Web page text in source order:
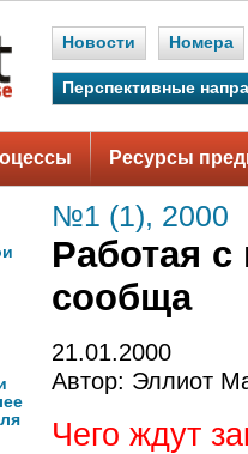
Новости Номера
Перспективные
Ресурсы
№1 (1), 2000
Работая
сообща
21.01.2000
Автор: Эллиот
Чего ждут